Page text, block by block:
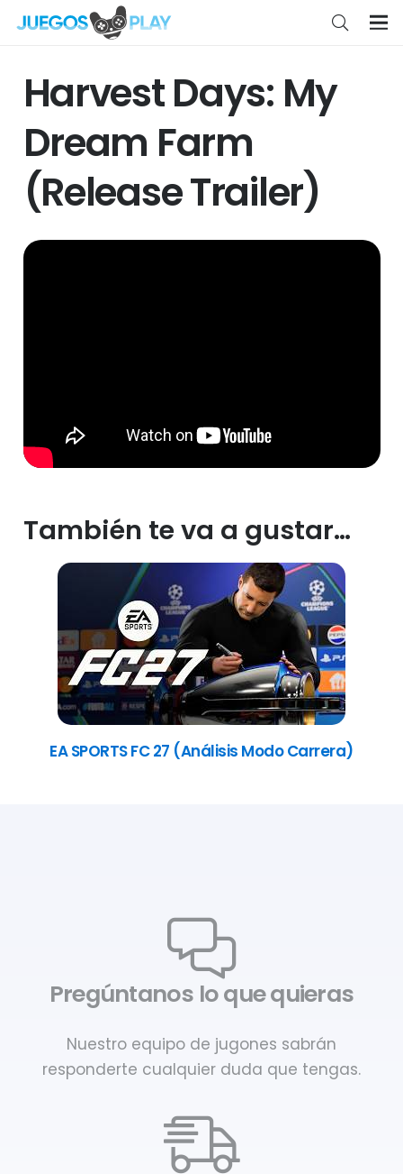
Harvest Days: My
Dream Farm
(Release Trailer)
También te va a gustar…
EA SPORTS FC 27 (Análisis Modo Carrera)
Pregúntanos lo que quieras
Nuestro equipo de jugones sabrán
responderte cualquier duda que tengas.